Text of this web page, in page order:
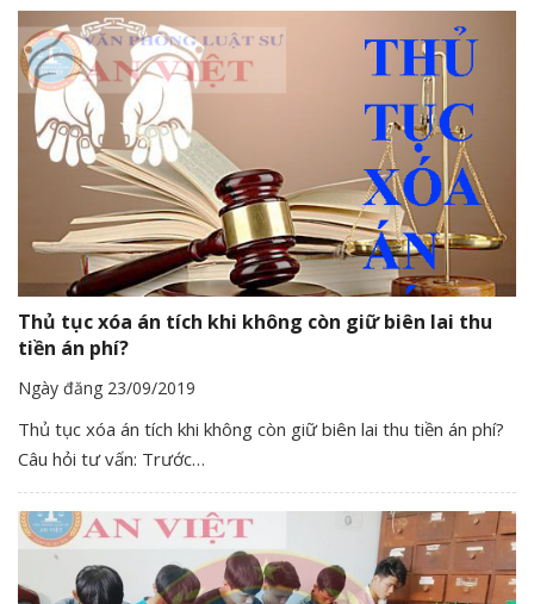
Thủ tục xóa án tích khi không còn giữ biên lai thu
tiền án phí?
Ngày đăng 23/09/2019
Thủ tục xóa án tích khi không còn giữ biên lai thu tiền án phí?
Câu hỏi tư vấn: Trước…